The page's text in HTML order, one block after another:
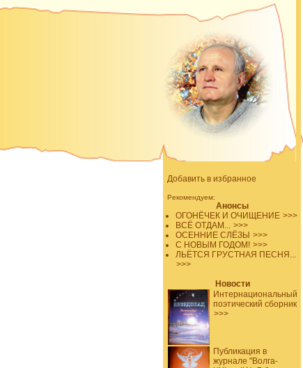
Добавить в избранное
Рекомендуем:
Анонсы
ОГОНЁЧЕК И ОЧИЩЕНИЕ >>>
ВСЁ ОТДАМ... >>>
ОСЕННИЕ СЛЁЗЫ >>>
С НОВЫМ ГОДОМ! >>>
ЛЬЁТСЯ ГРУСТНАЯ ПЕСНЯ...
>>>
Новости
Интернациональный
поэтический сборник
>>>
Публикация в
журнале "Волга-